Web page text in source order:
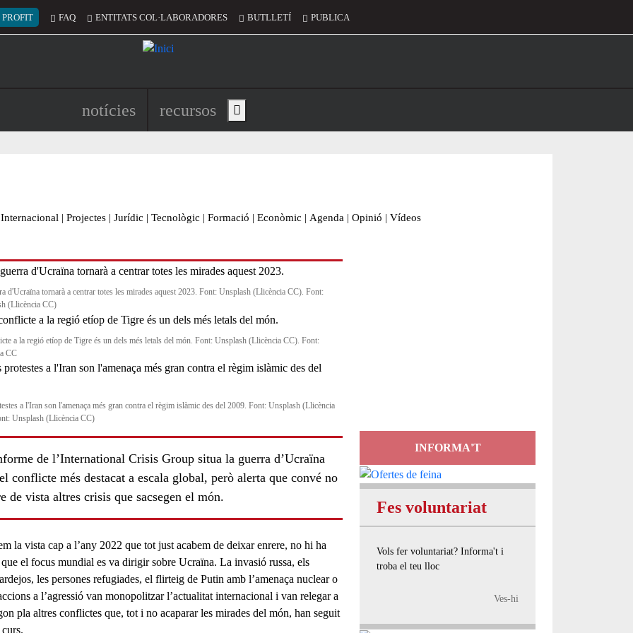
del compte d'usuari
PROFIT FAQ ENTITATS COL·LABORADORES BUTLLETÍ PUBLICA
Navegació principal de l'encapçalament
notícies recursos Show main menu
Internacional | Projectes | Jurídic | Tecnològic | Formació | Econòmic | Agenda | Opinió | Vídeos
d'Ucraïna tornarà a centrar totes les mirades aquest 2023. Font: Unsplash (Llicència CC). Font:
(Llicència CC)
a la regió etíop de Tigre és un dels més letals del món. Font: Unsplash (Llicència CC). Font:
CC
a l'Iran son l'amenaça més gran contra el règim islàmic des del 2009. Font: Unsplash (Llicència
Unsplash (Llicència CC)
de l’International Crisis Group situa la guerra d’Ucraïna
conflicte més destacat a escala global, però alerta que convé no
de vista altres crisis que sacsegen el món.
la vista cap a l’any 2022 que tot just acabem de deixar enrere, no hi ha
el focus mundial es va dirigir sobre Ucraïna. La invasió russa, els
les persones refugiades, el flirteig de Putin amb l’amenaça nuclear o
a l’agressió van monopolitzar l’actualitat internacional i van relegar a
pla altres conflictes que, tot i no acaparar les mirades del món, han seguit
INFORMA'T
Fes voluntariat
Vols fer voluntariat? Informa't i
troba el teu lloc
Ves-hi